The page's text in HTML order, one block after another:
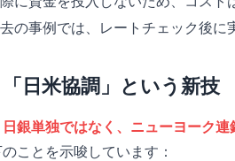
の事例では、レートチェック後に
日米協調」という新技
日銀単独ではなく、ニューヨーク
ことを示唆しています：